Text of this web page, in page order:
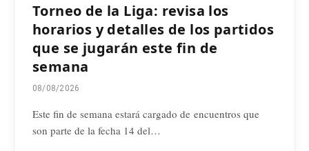
Torneo de la Liga: revisa los
horarios y detalles de los partidos
que se jugarán este fin de
semana
08/08/2026
Este fin de semana estará cargado de encuentros que
son parte de la fecha 14 del…